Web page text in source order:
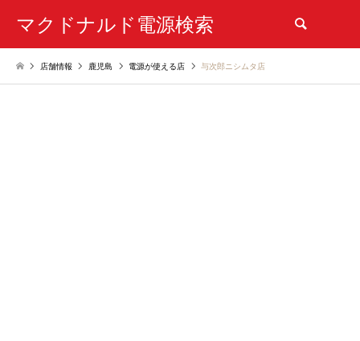
マクドナルド電源検索
店舗情報 鹿児島 電源が使える店 与次郎ニシムタ店